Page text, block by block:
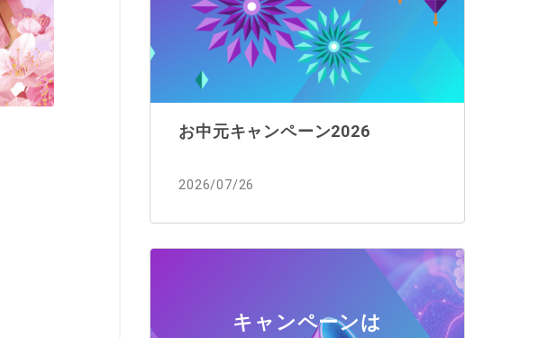
お中元キャンペーン2026
2026/07/26
キャンペーンは